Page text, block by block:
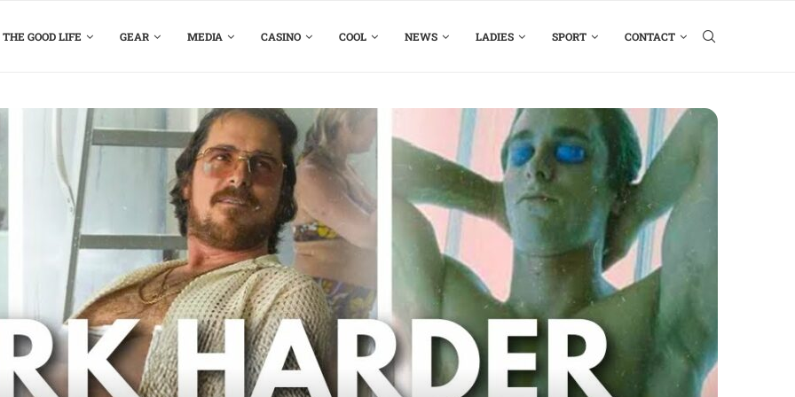
THE GOOD LIFE GEAR MEDIA CASINO COOL NEWS LADIES SPORT CONTACT